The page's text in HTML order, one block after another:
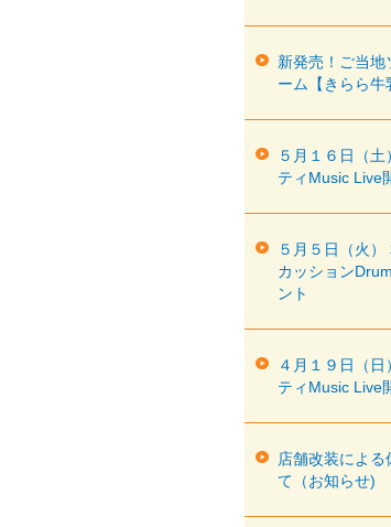
新発売！ご当地
ーム【きらら牛
５月１６日（土
ティMusic Live
５月５日（火
カッション
ント
４月１９日（日
ティMusic Live
店舗改装による
て（お知らせ)